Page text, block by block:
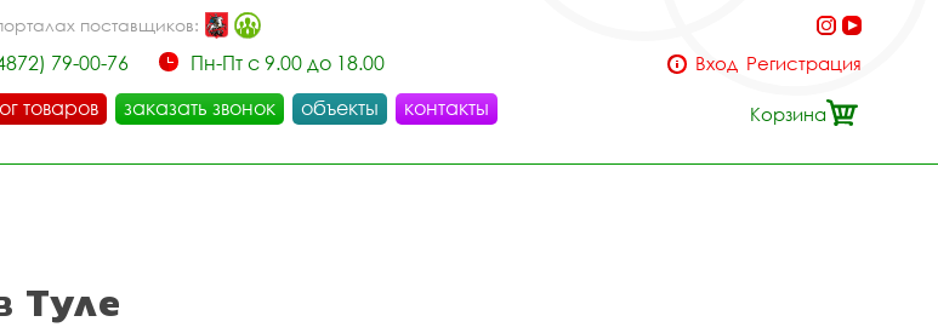
поставщиков:
79-00-76
Пн-Пт с 9.00 до 18.00
товаров
заказать звонок объекты контакты
Вход Регистрация
Корзина
Туле